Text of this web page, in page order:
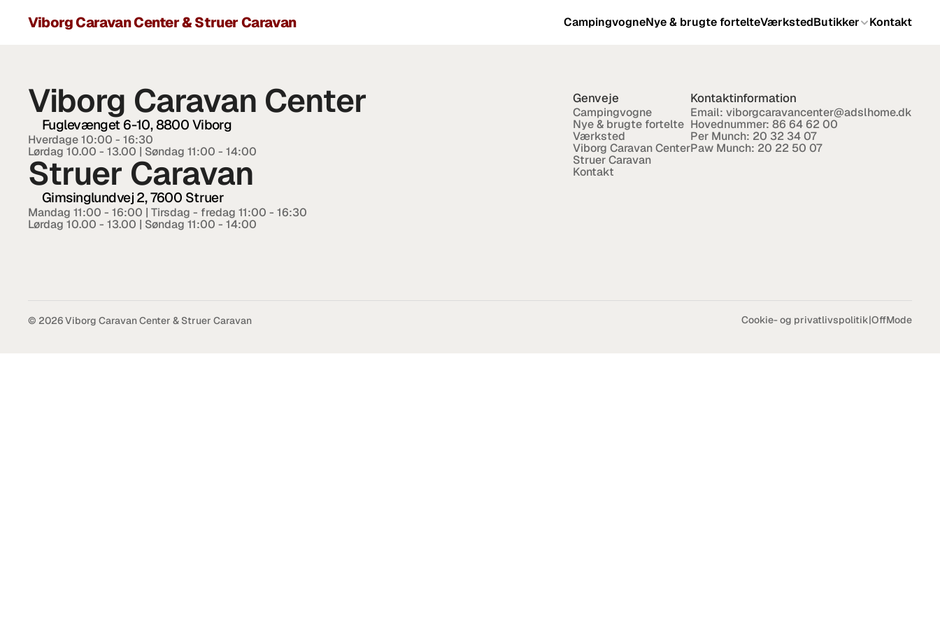
Viborg Caravan Center & Struer Caravan CampingvogneNye & brugte fortelteVærkstedButikker Kontakt
Viborg Caravan Center
Fuglevænget 6-10, 8800 Viborg
Hverdage 10:00 - 16:30
Lørdag 10.00 - 13.00 | Søndag 11:00 - 14:00
Struer Caravan
Gimsinglundvej 2, 7600 Struer
Mandag 11:00 - 16:00 | Tirsdag - fredag 11:00 - 16:30
Lørdag 10.00 - 13.00 | Søndag 11:00 - 14:00
Genveje
Campingvogne
Nye & brugte fortelte
Værksted
Viborg Caravan Center
Struer Caravan
Kontakt
Kontaktinformation
Email: viborgcaravancenter@adslhome.dk
Hovednummer: 86 64 62 00
Per Munch: 20 32 34 07
Paw Munch: 20 22 50 07
© 2026 Viborg Caravan Center & Struer Caravan Cookie- og privatlivspolitik|OffMode